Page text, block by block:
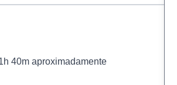
40m aproximadamente